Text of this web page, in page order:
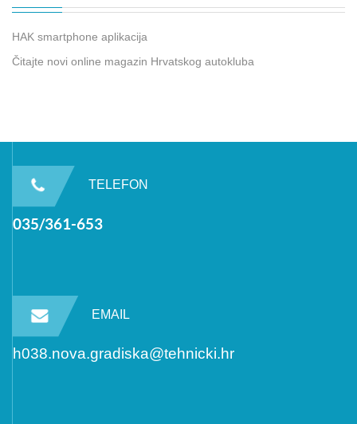
HAK smartphone aplikacija
Čitajte novi online magazin Hrvatskog autokluba
TELEFON
035/361-653
EMAIL
h038.nova.gradiska@tehnicki.hr